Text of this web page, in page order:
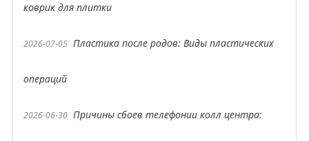
коврик для плитки
2026-07-05 Пластика после родов: Виды пластических
операций
2026-06-30 Причины сбоев телефонии колл центра: